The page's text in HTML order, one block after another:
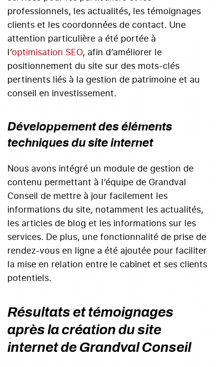
professionnels, les actualités, les témoignages
clients et les coordonnées de contact. Une
attention particulière a été portée à
l’optimisation SEO, afin d’améliorer le
positionnement du site sur des mots-clés
pertinents liés à la gestion de patrimoine et au
conseil en investissement.
Développement des éléments
techniques du site internet
Nous avons intégré un module de gestion de
contenu permettant à l’équipe de Grandval
Conseil de mettre à jour facilement les
informations du site, notamment les actualités,
les articles de blog et les informations sur les
services. De plus, une fonctionnalité de prise de
rendez-vous en ligne a été ajoutée pour faciliter
la mise en relation entre le cabinet et ses clients
potentiels.
Résultats et témoignages
après la création du site
internet de Grandval Conseil